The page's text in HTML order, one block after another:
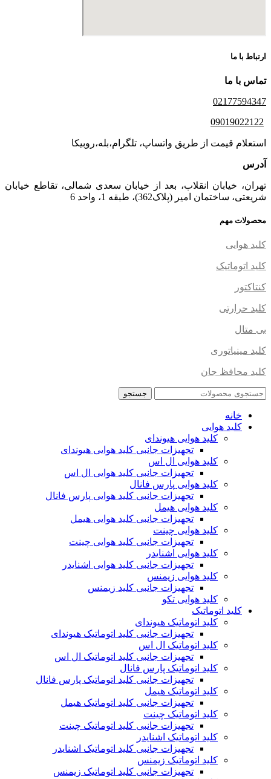
ارتباط با ما
تماس با ما
02177594347
09019022122
استعلام قیمت از طریق واتساپ، تلگرام،بله،روبیکا
آدرس
تهران، خیابان انقلاب، بعد از خیابان سعدی شمالی، تقاطع خیابان
شریعتی، ساختمان امیر (پلاک362)، طبقه 1، واحد 6
محصولات مهم
کلید هوایی
کلید اتوماتیک
کنتاکتور
کلید حرارتی
بی متال
کلید مینیاتوری
کلید محافظ جان
جستجو
خانه
کلید هوایی
کلید هوایی هیوندای
تجهیزات جانبی کلید هوایی هیوندای
کلید هوایی ال اس
تجهیزات جانبی کلید هوایی ال اس
کلید هوایی پارس فانال
تجهیزات جانبی کلید هوایی پارس فانال
کلید هوایی هیمل
تجهیزات جانبی کلید هوایی هیمل
کلید هوایی چینت
تجهیزات جانبی کلید هوایی چینت
کلید هوایی اشنایدر
تجهیزات جانبی کلید هوایی اشنایدر
کلید هوایی زیمنس
تجهیزات جانبی کلید زیمنس
کلید هوایی تکو
کلید اتوماتیک
کلید اتوماتیک هیوندای
تجهیزات جانبی کلید اتوماتیک هیوندای
کلید اتوماتیک ال اس
تجهیزات جانبی کلید اتوماتیک ال اس
کلید اتوماتیک پارس فانال
تجهیزات جانبی کلید اتوماتیک پارس فانال
کلید اتوماتیک هیمل
تجهیزات جانبی کلید اتوماتیک هیمل
کلید اتوماتیک چینت
تجهیزات جانبی کلید اتوماتیک چینت
کلید اتوماتیک اشنایدر
تجهیزات جانبی کلید اتوماتیک اشنایدر
کلید اتوماتیک زیمنس
تجهیزات جانبی کلید اتوماتیک زیمنس